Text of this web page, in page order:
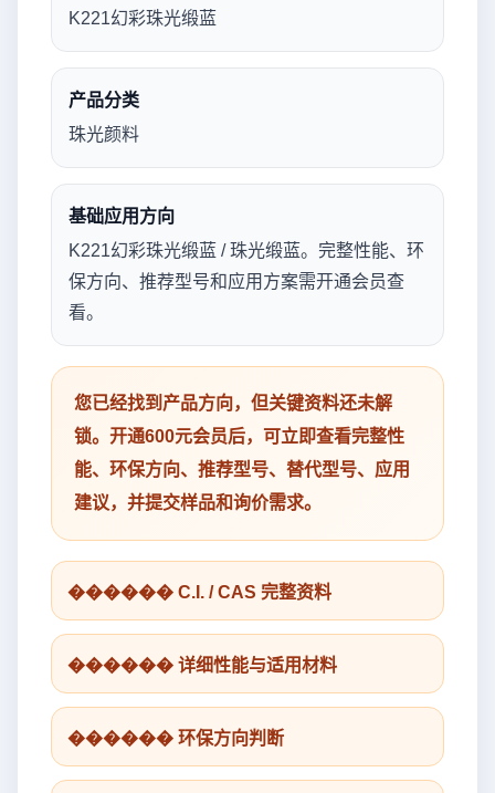
K221幻彩珠光缎蓝
产品分类
珠光颜料
基础应用方向
K221幻彩珠光缎蓝 / 珠光缎蓝。完整性能、环
保方向、推荐型号和应用方案需开通会员查
看。
您已经找到产品方向，但关键资料还未解
锁。开通600元会员后，可立即查看完整性
能、环保方向、推荐型号、替代型号、应用
建议，并提交样品和询价需求。
������ C.I. / CAS 完整资料
������ 详细性能与适用材料
������ 环保方向判断